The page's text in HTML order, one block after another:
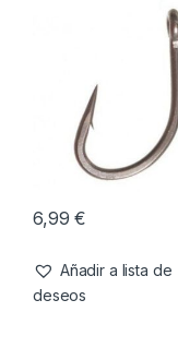
6,99€
Añadir a lista de
deseos